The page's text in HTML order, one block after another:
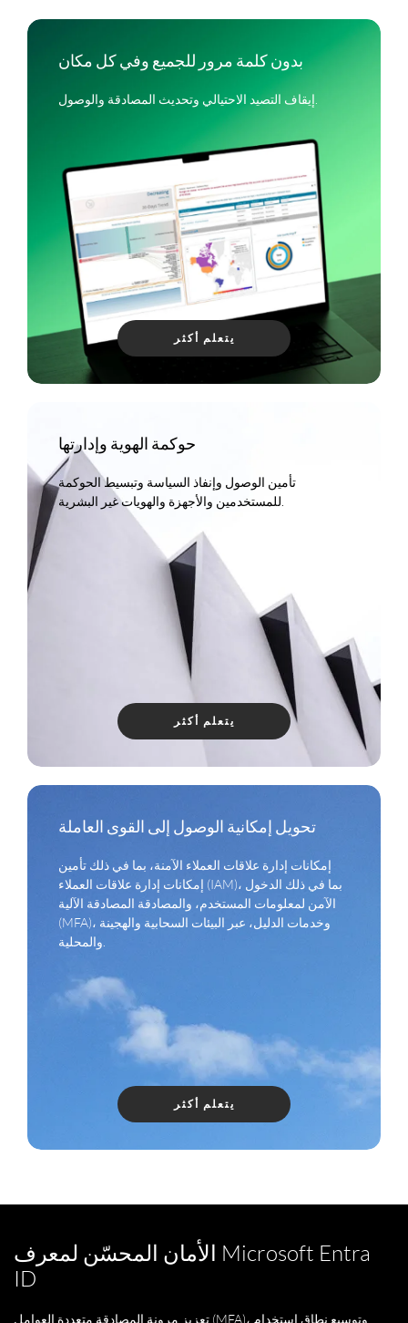
بدون كلمة مرور للجميع وفي كل مكان
يتعلم أكثر
حوكمة الهوية وإدارتها
تأمين الوصول وإنفاذ السياسة وتبسيط الحوكمة
يتعلم أكثر
تحويل إمكانية الوصول إلى القوى العاملة
إمكانات إدارة علاقات العملاء الآمنة، بما في ذلك تأمين
إمكانات إدارة علاقات العملاء (IAM)، بما في ذلك الدخول
الآمن لمعلومات المستخدم، والمصادقة المصادقة الآلية
(MFA)، وخدمات الدليل، عبر البيئات السحابية والهجينة
يتعلم أكثر
الأمان المحسّن لمعرف Microsoft Entra
ID
تعزيز مرونة المصادقة متعددة العوامل (MFA)، وتوسيع نطاق استخدام